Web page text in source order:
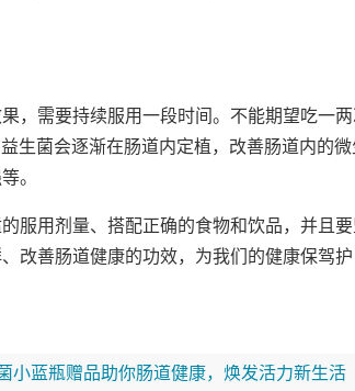
，需要持续服用一段时间。不能期望吃一两
生菌会逐渐在肠道内定植，改善肠道内的微
。
服用剂量、搭配正确的食物和饮品，并且要
改善肠道健康的功效，为我们的健康保驾护
小蓝瓶赠品助你肠道健康，焕发活力新生活